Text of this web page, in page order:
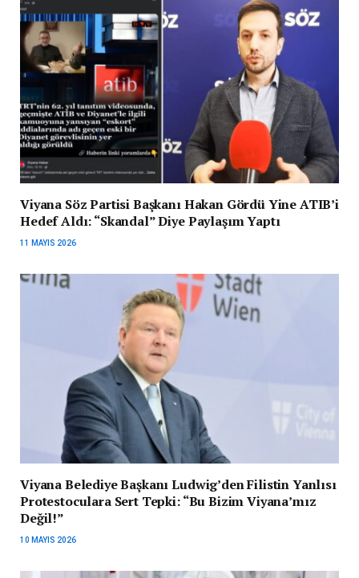
Viyana Söz Partisi Başkanı Hakan Gördü Yine ATIB’i
Hedef Aldı: “Skandal” Diye Paylaşım Yaptı
11 MAYIS 2026
Viyana Belediye Başkanı Ludwig’den Filistin Yanlısı
Protestoculara Sert Tepki: “Bu Bizim Viyana’mız
Değil!”
10 MAYIS 2026